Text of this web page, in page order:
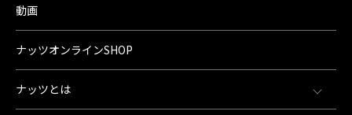
動画
ナッツオンラインSHOP
ナッツとは